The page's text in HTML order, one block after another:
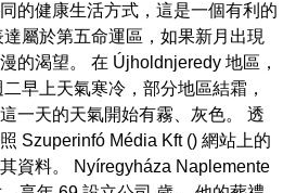
的健康生活方式，這是一個有利的
屬於第五命運區，如果新月出現
的渴望。 在 Újholdnjeredy 地區，
早上天氣寒冷，部分地區結霜，
一天的天氣開始有霧、灰色。 透
Szuperinfó Média Kft () 網站上的
資料。 Nyíregyháza Naplemente